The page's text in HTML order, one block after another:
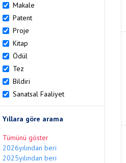
Makale
Patent
Proje
Kitap
Ödül
Tez
Bildiri
Sanatsal Faaliyet
Yıllara göre arama
Tümünü göster
2026yılından beri
2025yılından beri